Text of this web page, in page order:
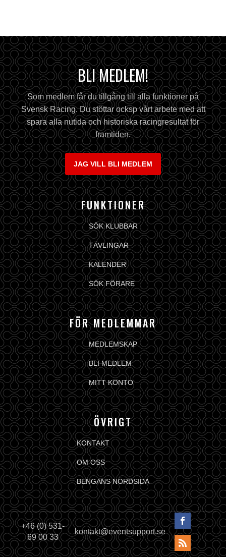
BLI MEDLEM!
Som medlem får du tillgång till alla funktioner på
Svensk Racing. Du stöttar ocksp vårt arbete med att
spara alla nutida och historiska racingresultat för
framtiden.
JAG VILL BLI MEDLEM
FUNKTIONER
SÖK KLUBBAR
TÄVLINGAR
KALENDER
SÖK FÖRARE
FÖR MEDLEMMAR
MEDLEMSKAP
BLI MEDLEM
MITT KONTO
ÖVRIGT
KONTAKT
OM OSS
BENGANS NÖRDSIDA
+46 (0) 531-
69 00 33
kontakt@eventsupport.se